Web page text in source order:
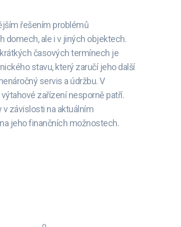
řešením problémů
domech, ale i v jiných objektech.
časových termínech je
stavu, který zaručí jeho další
servis a údržbu. V
zařízení nesporně patří.
závislosti na aktuálním
jeho finančních možnostech.